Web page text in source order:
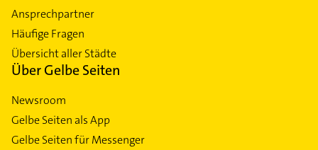
Ansprechpartner
Häufige Fragen
Übersicht aller Städte
Über Gelbe Seiten
Newsroom
Gelbe Seiten als App
Gelbe Seiten für Messenger